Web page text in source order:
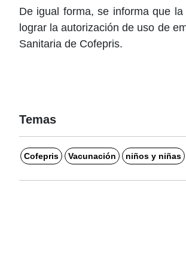
De igual forma, se informa que
lograr la autorización de uso de
Sanitaria de Cofepris.
Temas
Cofepris Vacunación niños y niñas